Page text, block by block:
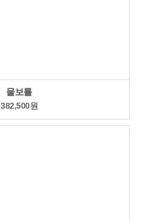
물보틀
382,500원